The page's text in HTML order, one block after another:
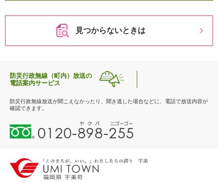
見つからないときは
防災行政無線（町内）放送の
電話案内サービス
防災行政無線放送が聞こえなかったり、聞き逃した場合などに、電話で放送内容が
確認できます。
0
1
-